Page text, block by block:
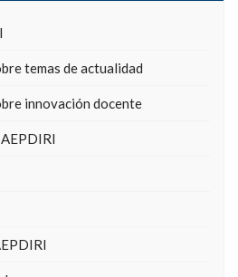
temas de actualidad
innovación docente